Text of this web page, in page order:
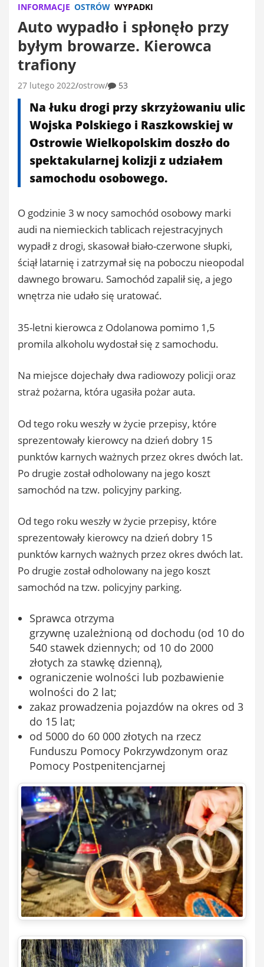
INFORMACJE OSTRÓW WYPADKI
Auto wypadło i spłonęło przy
byłym browarze. Kierowca
trafiony
27 lutego 2022 ostrow 53
Na łuku drogi przy skrzyżowaniu ulic
Wojska Polskiego i Raszkowskiej w
Ostrowie Wielkopolskim doszło do
spektakularnej kolizji z udziałem
samochodu osobowego.
O godzinie 3 w nocy samochód osobowy marki
audi na niemieckich tablicach rejestracyjnych
wypadł z drogi, skasował biało-czerwone słupki,
ściął latarnię i zatrzymał się na poboczu nieopodal
dawnego browaru. Samochód zapalił się, a jego
wnętrza nie udało się uratować.
35-letni kierowca z Odolanowa pomimo 1,5
promila alkoholu wydostał się z samochodu.
Na miejsce dojechały dwa radiowozy policji oraz
straż pożarna, która ugasiła pożar auta.
Od tego roku weszły w życie przepisy, które
sprezentowały kierowcy na dzień dobry 15
punktów karnych ważnych przez okres dwóch lat.
Po drugie został odholowany na jego koszt
samochód na tzw. policyjny parking.
Od tego roku weszły w życie przepisy, które
sprezentowały kierowcy na dzień dobry 15
punktów karnych ważnych przez okres dwóch lat.
Po drugie został odholowany na jego koszt
samochód na tzw. policyjny parking.
Sprawca otrzyma
grzywnę uzależnioną od dochodu (od 10 do
540 stawek dziennych; od 10 do 2000
złotych za stawkę dzienną),
ograniczenie wolności lub pozbawienie
wolności do 2 lat;
zakaz prowadzenia pojazdów na okres od 3
do 15 lat;
od 5000 do 60 000 złotych na rzecz
Funduszu Pomocy Pokrzywdzonym oraz
Pomocy Postpenitencjarnej